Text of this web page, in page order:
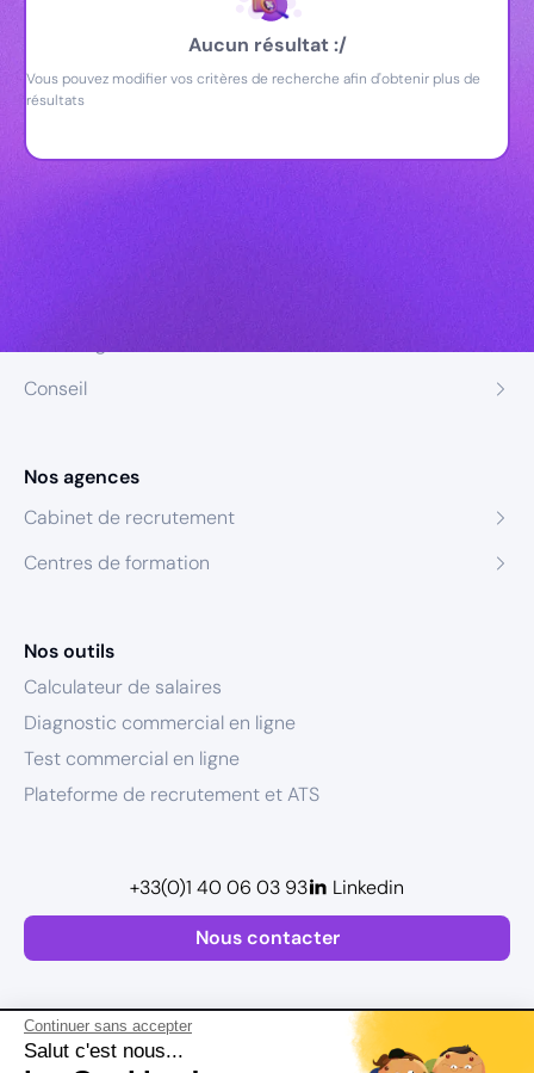
Continuer sans accepter
Salut c'est nous...
Aucun résultat :/
Vous pouvez modifier vos critères de recherche afin d'obtenir plus de
résultats
Conseil
Nos agences
Cabinet de recrutement
Centres de formation
Nos outils
Calculateur de salaires
Diagnostic commercial en ligne
Test commercial en ligne
Plateforme de recrutement et ATS
Nous contacter
+33(0)1 40 06 03 93 Linkedin